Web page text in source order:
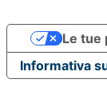
Informativa
Le tue